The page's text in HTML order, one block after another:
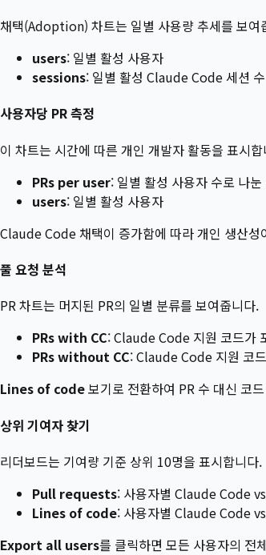
채택(Adoption) 차트는 일별 사용량 추세를 보여
users: 일별 활성 사용자
sessions: 일별 활성 Claude Code 세션 수
사용자당 PR 측정
이 차트는 시간에 따른 개인 개발자 활동을 표시
PRs per user: 일별 활성 사용자 수로 나
users: 일별 활성 사용자
Claude Code 채택이 증가함에 따라 개인 생산
풀 요청 분석
PR 차트는 머지된 PR의 일별 분류를 보여줍니다.
PRs with CC: Claude Code 지원 코드가
PRs without CC: Claude Code 지원 코
Lines of code보기로 전환하여 PR 수 대신 코
상위 기여자 찾기
리더보드는 기여량 기준 상위 10명을 표시합니다.
Pull requests: 사용자별 Claude Code
Lines of code: 사용자별 Claude Code
Export all users를 클릭하면 모든 사용자의 전